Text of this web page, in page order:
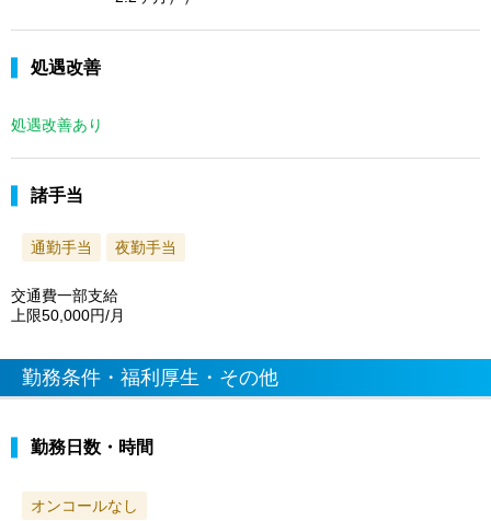
処遇改善
処遇改善あり
諸手当
通勤手当 夜勤手当
交通費一部支給
上限50,000円/月
勤務条件・福利厚生・その他
勤務日数・時間
オンコールなし